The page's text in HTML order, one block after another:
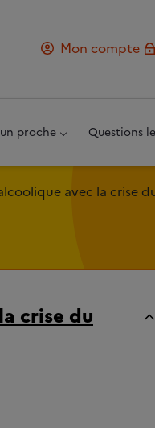
Mon compte
proche Questions
avec la crise
crise du